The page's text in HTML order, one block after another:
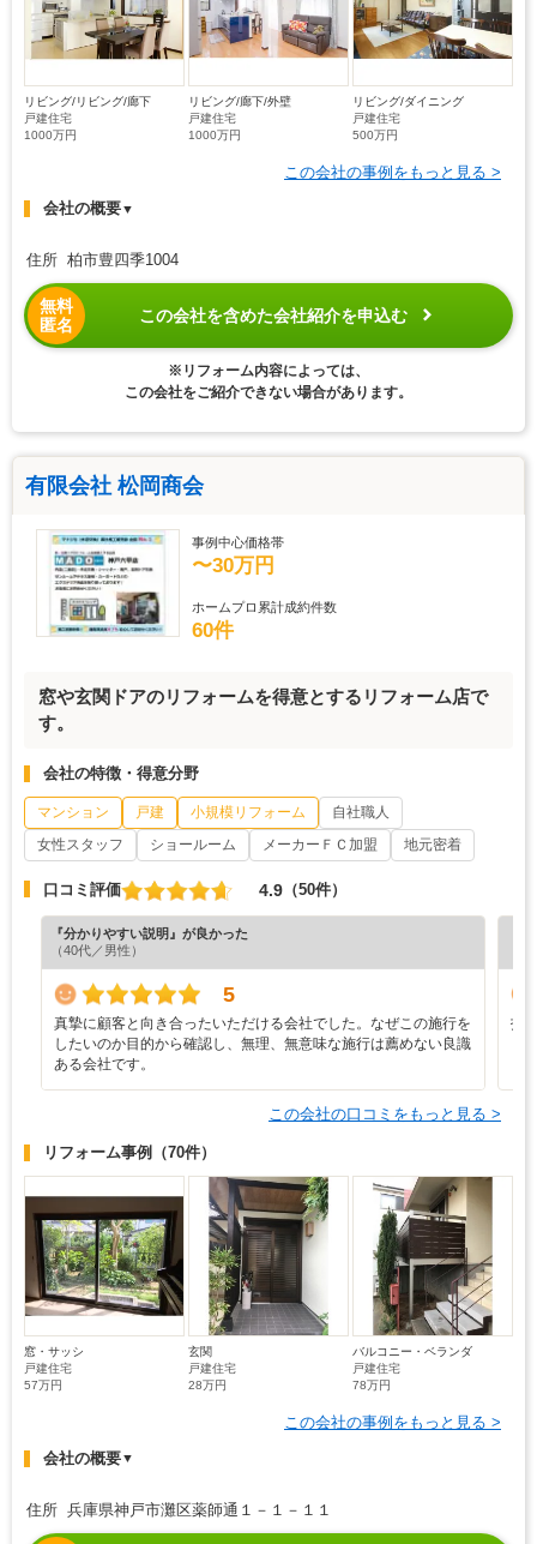
リビング/リビング/廊下
戸建住宅
1000万円
リビング/廊下/外壁
戸建住宅
1000万円
リビング/ダイニング
戸建住宅
500万円
この会社の事例をもっと見る >
会社の概要▼
住所 柏市豊四季1004
無料
匿名
この会社を含めた会社紹介を申込む
※リフォーム内容によっては、
この会社をご紹介できない場合があります。
有限会社 松岡商会
事例中心価格帯
〜30万円
ホームプロ累計成約件数
60件
窓や玄関ドアのリフォームを得意とするリフォーム店で
す。
会社の特徴・得意分野
マンション 戸建 小規模リフォーム
自社職人
女性スタッフ
ショールーム メーカーＦＣ加盟 地元密着
口コミ評価 4.9 （50件）
『分かりやすい説明』が良かった
（40代／男性）
5
真摯に顧客と向き合ったいただける会社でした。なぜこの施行を
したいのか目的から確認し、無理、無意味な施行は薦めない良識
ある会社です。
技
この会社の口コミをもっと見る >
リフォーム事例 （70件）
窓・サッシ
戸建住宅
57万円
玄関
戸建住宅
28万円
バルコニー・ベランダ
戸建住宅
78万円
この会社の事例をもっと見る >
会社の概要▼
住所 兵庫県神戸市灘区薬師通１－１－１１